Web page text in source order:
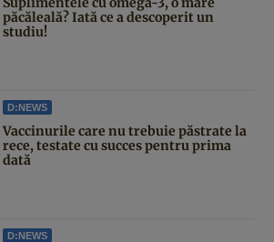
păcăleală? Iată ce a descoperit un
studiu!
D:NEWS
Vaccinurile care nu trebuie păstrate la
rece, testate cu succes pentru prima
dată
D:NEWS